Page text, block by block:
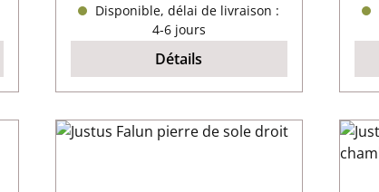
Disponible, délai de livraison :
4-6 jours
Détails